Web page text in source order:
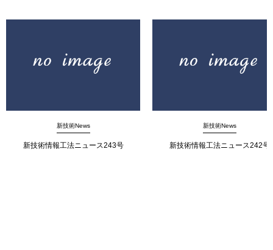
新技術News
新技術情報工法ニュース243号
新技術News
新技術情報工法ニュース242号